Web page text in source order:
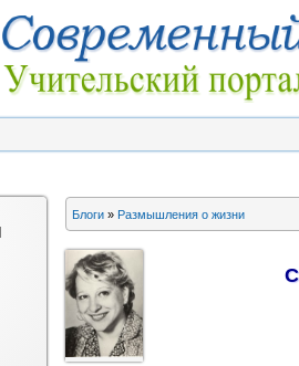
Блоги » Размышления о жизни